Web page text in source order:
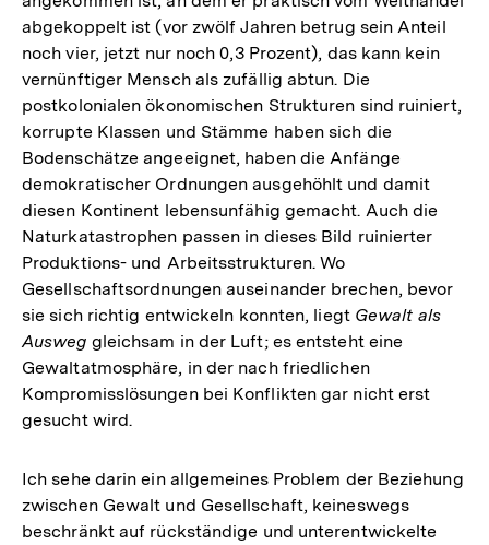
abgekoppelt ist (vor zwölf Jahren betrug sein Anteil
noch vier, jetzt nur noch 0,3 Prozent), das kann kein
vernünftiger Mensch als zufällig abtun. Die
postkolonialen ökonomischen Strukturen sind ruiniert,
korrupte Klassen und Stämme haben sich die
Bodenschätze angeeignet, haben die Anfänge
demokratischer Ordnungen ausgehöhlt und damit
diesen Kontinent lebensunfähig gemacht. Auch die
Naturkatastrophen passen in dieses Bild ruinierter
Produktions- und Arbeitsstrukturen. Wo
Gesellschaftsordnungen auseinander brechen, bevor
sie sich richtig entwickeln konnten, liegt Gewalt als
Ausweg gleichsam in der Luft; es entsteht eine
Gewaltatmosphäre, in der nach friedlichen
Kompromisslösungen bei Konflikten gar nicht erst
gesucht wird.
Ich sehe darin ein allgemeines Problem der Beziehung
zwischen Gewalt und Gesellschaft, keineswegs
beschränkt auf rückständige und unterentwickelte